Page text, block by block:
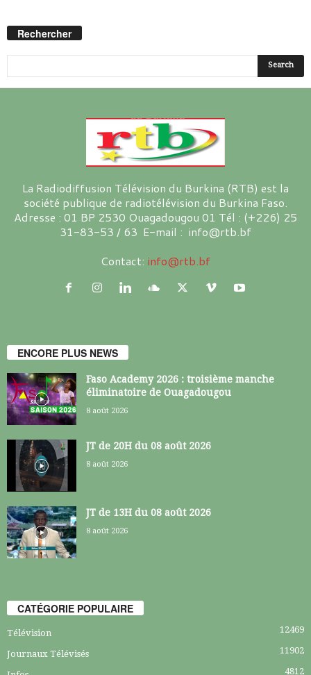
Rechercher
La Radiodiffusion Télévision du Burkina (RTB) est la
société publique de radiotélévision du Burkina Faso.
Adresse : 01 BP 2530 Ouagadougou 01 Tél : (+226) 25
31-83-53 / 63 E-mail : info@rtb.bf
Contact: info@rtb.bf
ENCORE PLUS NEWS
Faso Academy 2026 : troisième manche
éliminatoire de Ouagadougou
8 août 2026
JT de 20H du 08 août 2026
8 août 2026
JT de 13H du 08 août 2026
8 août 2026
CATÉGORIE POPULAIRE
Télévision 12469
Journaux Télévisés 11902
4812